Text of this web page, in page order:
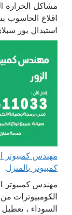
مشاكل الحرارة
اقلاع الحاسوب
استبدال بور
كمبيوتر بالمنزل
مهندس كمبيوتر
الكومبيوترات
السوداء ،